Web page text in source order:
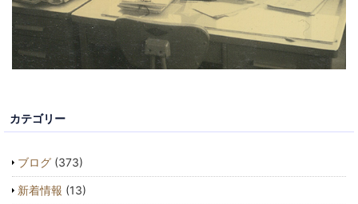
カテゴリー
ブログ (373)
新着情報 (13)